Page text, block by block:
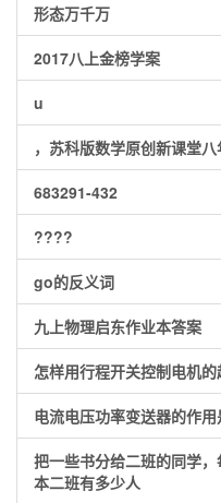
形态万千万
2017八上金榜学案
u
，苏科版数学原创新课堂
683291-432
????
go的反义词
九上物理启东作业本答案
怎样用行程开关控制电机的
电流电压功率变送器的作用
把一些书分给二班的同学
本二班有多少人